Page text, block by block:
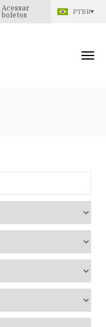
Acessar
boletos
PTBR